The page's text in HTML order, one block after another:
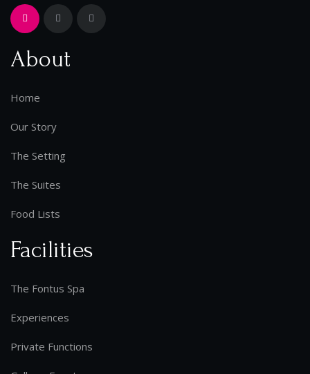
About
Home
Our Story
The Setting
The Suites
Food Lists
Facilities
The Fontus Spa
Experiences
Private Functions